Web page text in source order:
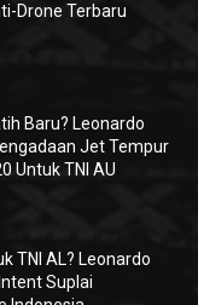
Drone Terbaru
Baru? Leonardo
Jet Tempur
Untuk TNI AU
TNI AL? Leonardo
Suplai